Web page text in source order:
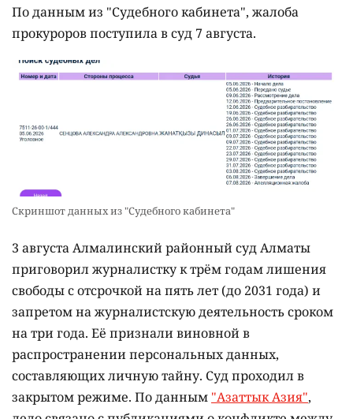
По данным из "Судебного кабинета", жалоба
прокуроров поступила в суд 7 августа.
Скриншот данных из "Судебного кабинета"
3 августа Алмалинский районный суд Алматы
приговорил журналистку к трём годам лишения
свободы с отсрочкой на пять лет (до 2031 года) и
запретом на журналистскую деятельность сроком
на три года. Её признали виновной в
распространении персональных данных,
составляющих личную тайну. Суд проходил в
закрытом режиме. По данным "Азаттык Азия",